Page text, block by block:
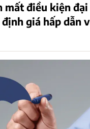
mất điều kiện
giá hấp dẫn